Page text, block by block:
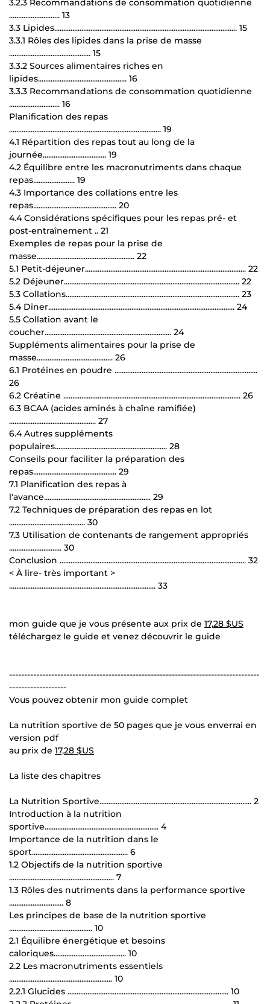
3.2.3 Recommandations de consommation quotidienne
............................ 13
3.3 Lipides..................................................................................................... 15
3.3.1 Rôles des lipides dans la prise de masse
............................................. 15
3.3.2 Sources alimentaires riches en
lipides................................................. 16
3.3.3 Recommandations de consommation quotidienne
............................ 16
Planification des repas
.................................................................................... 19
4.1 Répartition des repas tout au long de la
journée................................... 19
4.2 Équilibre entre les macronutriments dans chaque
repas....................... 19
4.3 Importance des collations entre les
repas.............................................. 20
4.4 Considérations spécifiques pour les repas pré- et
post-entraînement .. 21
Exemples de repas pour la prise de
masse...................................................... 22
5.1 Petit-déjeuner......................................................................................... 22
5.2 Déjeuner................................................................................................. 22
5.3 Collations................................................................................................ 23
5.4 Dîner....................................................................................................... 24
5.5 Collation avant le
coucher...................................................................... 24
Suppléments alimentaires pour la prise de
masse.......................................... 26
6.1 Protéines en poudre ...............................................................................
26
6.2 Créatine .................................................................................................. 26
6.3 BCAA (acides aminés à chaîne ramifiée)
................................................ 27
6.4 Autres suppléments
populaires.............................................................. 28
Conseils pour faciliter la préparation des
repas.............................................. 29
7.1 Planification des repas à
l'avance........................................................... 29
7.2 Techniques de préparation des repas en lot
.......................................... 30
7.3 Utilisation de contenants de rangement appropriés
............................. 30
Conclusion ....................................................................................................... 32
< À lire- très important >
................................................................................. 33
mon guide que je vous présente aux prix de 17,28 $US
téléchargez le guide et venez découvrir le guide
-----------------------------------------------------------------------------------
-------------------
Vous pouvez obtenir mon guide complet
La nutrition sportive de 50 pages que je vous enverrai en
version pdf
au prix de 17,28 $US
La liste des chapitres
La Nutrition Sportive.................................................................................... 2
Introduction à la nutrition
sportive............................................................... 4
Importance de la nutrition dans le
sport..................................................... 6
1.2 Objectifs de la nutrition sportive
.......................................................... 7
1.3 Rôles des nutriments dans la performance sportive
.............................. 8
Les principes de base de la nutrition sportive
.............................................. 10
2.1 Équilibre énergétique et besoins
caloriques........................................ 10
2.2 Les macronutriments essentiels
......................................................... 10
2.2.1 Glucides ......................................................................................... 10